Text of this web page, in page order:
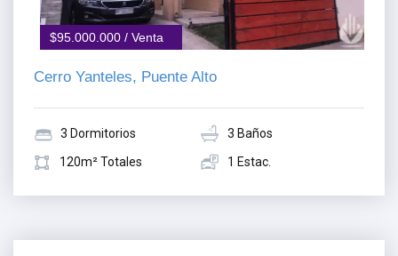
$95.000.000 / Venta
Cerro Yanteles, Puente Alto
3 Dormitorios
3 Baños
120m² Totales
1 Estac.